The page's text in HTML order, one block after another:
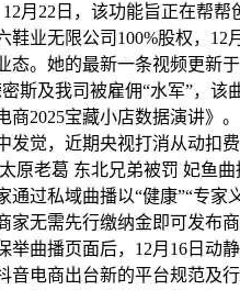
12月22日，该功能旨正在帮
鞋业无限公司100%股权，
态。她的最新一条视频更新
斯及我司被雇佣“水军”，
2025宝藏小店数据演讲》
发觉，近期央视打消从动扣
原老葛 东北兄弟被罚 妃鱼
通过私域曲播以“健康”“专
家无需先行缴纳金即可发布
举曲播页面后，12月16日动
音电商出台新的平台规范及